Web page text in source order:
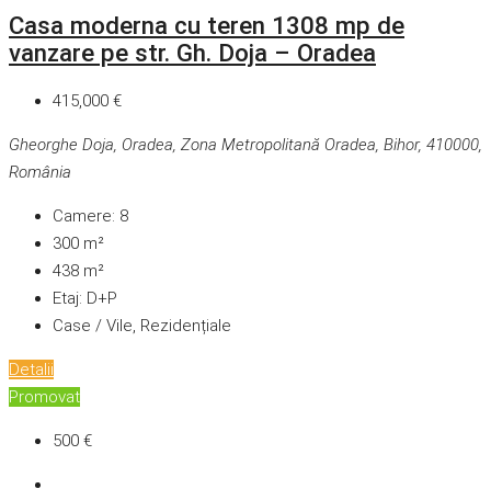
Casa moderna cu teren 1308 mp de
vanzare pe str. Gh. Doja – Oradea
415,000 €
Gheorghe Doja, Oradea, Zona Metropolitană Oradea, Bihor, 410000,
România
Camere: 8
300 m²
438 m²
Etaj: D+P
Case / Vile, Rezidențiale
Detalii
Promovat
500 €